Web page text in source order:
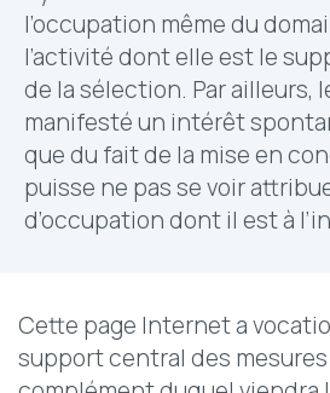
l’occupation même du
l’activité dont elle est le
de la sélection. Par ailleurs,
manifesté un intérêt
que du fait de la mise en
puisse ne pas se voir
d’occupation dont il est à
Cette page Internet a
support central des